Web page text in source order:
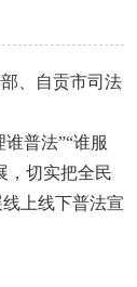
、自贡市司法
普法”“谁服
，切实把全民
上线下普法宣